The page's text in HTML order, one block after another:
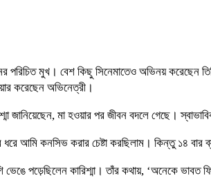
পরিচিত মুখ। বেশ কিছু সিনেমাতেও অভিনয় করেছেন
করেছেন অভিনেত্রী।
জানিয়েছেন, মা হওয়ার পর জীবন বদলে গেছে।
ধরে আমি কনসিভ করার চেষ্টা করছিলাম। কিন্তু ১৪
ভেঙে পড়েছিলেন কারিশ্মা। তাঁর কথায়, ‘অনেকে